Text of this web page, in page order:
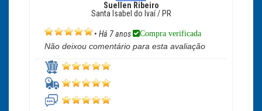
Suellen Ribeiro
Santa Isabel do Ivaí / PR
• Há 7 anos Compra verificada
Não deixou comentário para esta avaliação